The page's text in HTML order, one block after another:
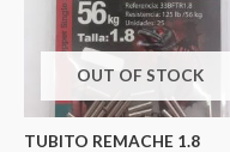
OUT OF STOCK
TUBITO REMACHE 1.8